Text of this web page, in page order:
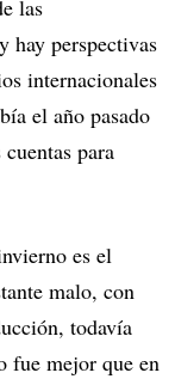
las
hay perspectivas
internacionales
el año pasado
para
es el
malo, con
todavía
fue mejor que en